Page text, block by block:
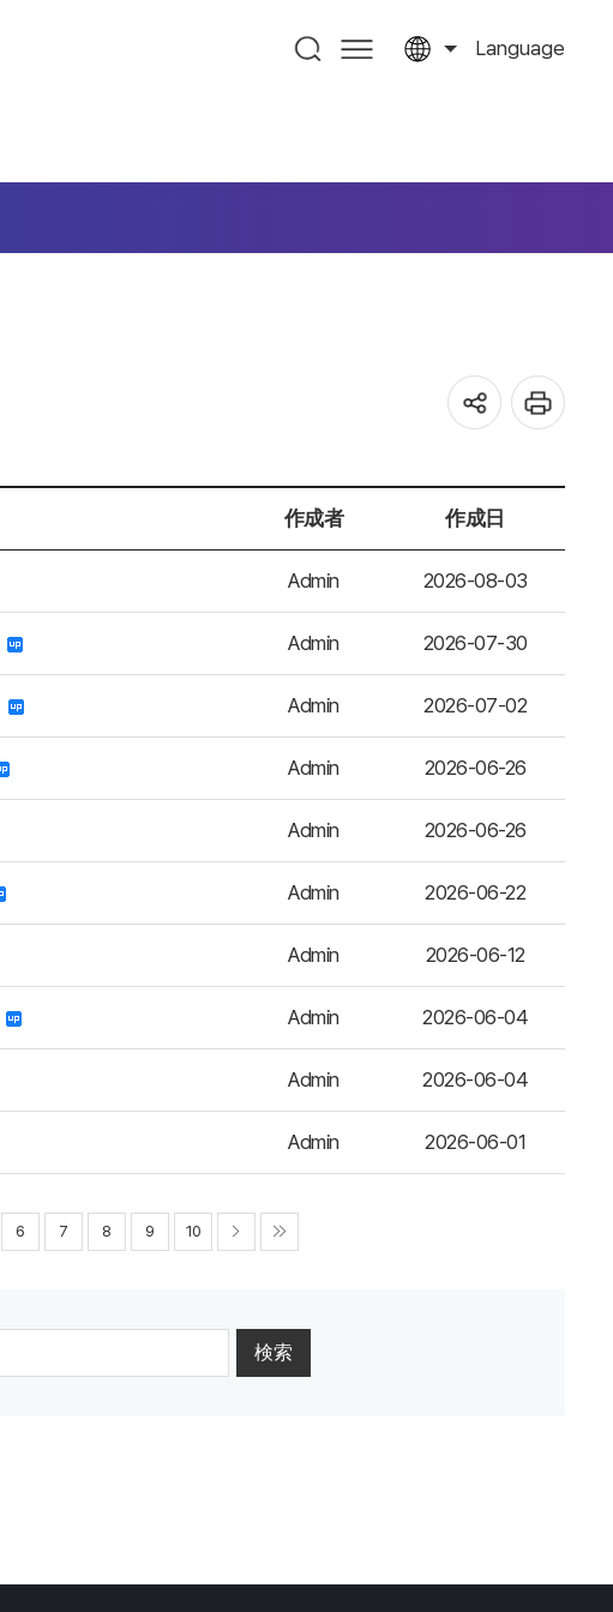
Language
作成者 作成日
Admin 2026-08-03
Admin 2026-07-30
Admin 2026-07-02
Admin 2026-06-26
Admin 2026-06-26
Admin 2026-06-22
Admin 2026-06-12
Admin 2026-06-04
Admin 2026-06-04
Admin 2026-06-01
6 7 8 9 10
検索